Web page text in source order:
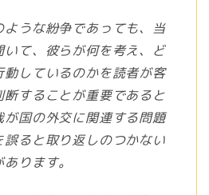
ような紛争であっても、当
て、彼らが何を考え、ど
動しているのかを読者が客
することが重要であると
国の外交に関連する問題
ると取り返しのつかない
ります。